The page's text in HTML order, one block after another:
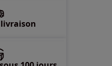
livraison